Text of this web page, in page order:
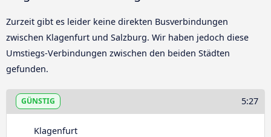
Zurzeit gibt es leider keine direkten Busverbindungen
zwischen Klagenfurt und Salzburg. Wir haben jedoch diese
Umstiegs-Verbindungen zwischen den beiden Städten
gefunden.
GÜNSTIG 5:27
Klagenfurt